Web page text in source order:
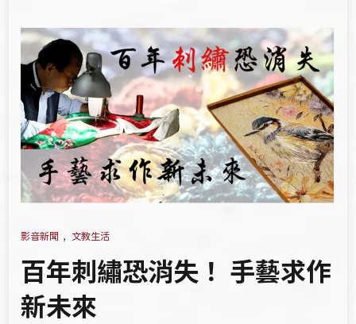
影音新聞 , 文教生活
百年刺繡恐消失！ 手藝求作
新未來